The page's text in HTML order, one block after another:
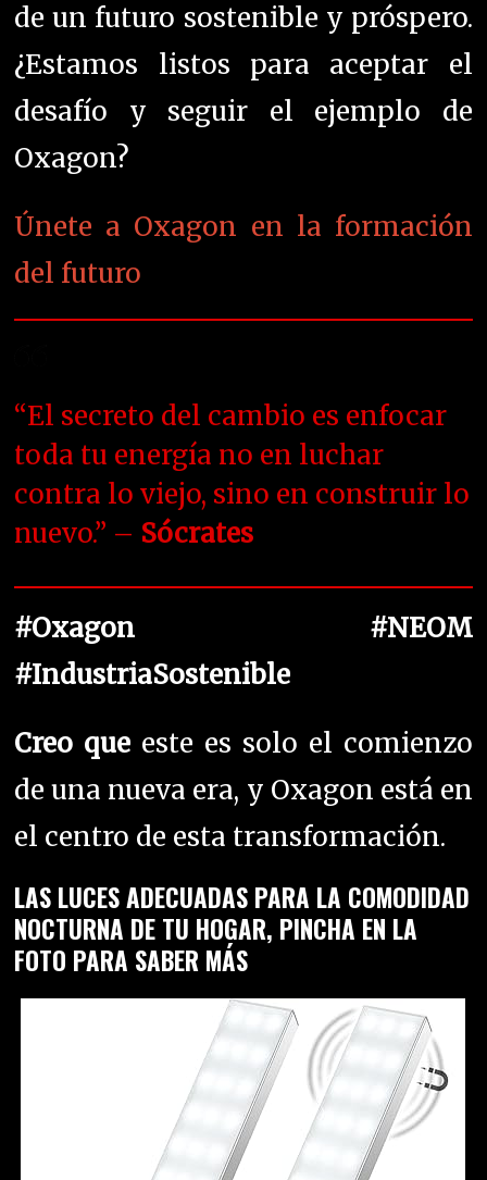
de un futuro sostenible y próspero.
¿Estamos listos para aceptar el
desafío y seguir el ejemplo de
Oxagon?
Únete a Oxagon en la formación
del futuro
“El secreto del cambio es enfocar
toda tu energía no en luchar
contra lo viejo, sino en construir lo
nuevo.” – Sócrates
#Oxagon #NEOM
#IndustriaSostenible
Creo que este es solo el comienzo
de una nueva era, y Oxagon está en
el centro de esta transformación.
LAS LUCES ADECUADAS PARA LA COMODIDAD
NOCTURNA DE TU HOGAR, PINCHA EN LA
FOTO PARA SABER MÁS